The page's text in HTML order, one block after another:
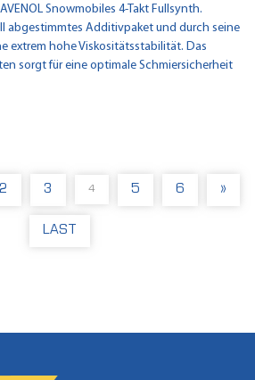
Snowmobiles 4-Takt Fullsynth.
abgestimmtes Additivpaket und durch seine
extrem hohe Viskositätsstabilität. Das
sorgt für eine optimale Schmiersicherheit
2 3 4 5 6 »
LAST